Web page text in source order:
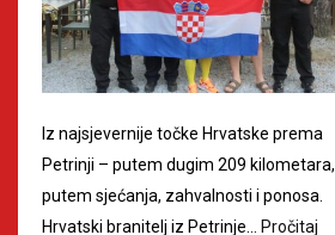
Iz najsjevernije točke Hrvatske prema
Petrinji – putem dugim 209 kilometara,
putem sjećanja, zahvalnosti i ponosa.
Hrvatski branitelj iz Petrinje… Pročitaj